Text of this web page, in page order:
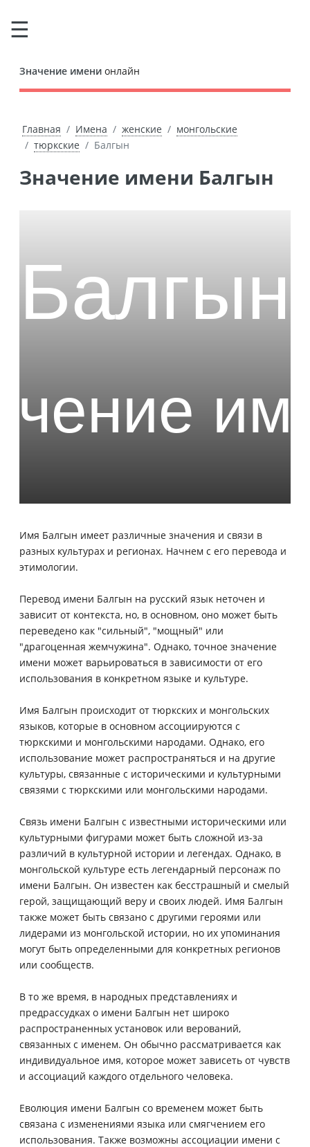
Значение имени онлайн
Главная Имена женские
монгольские
тюркские
Балгын
Значение имени Балгын
Имя Балгын имеет различные значения и связи в
разных культурах и регионах. Начнем с его перевода и
этимологии.
Перевод имени Балгын на русский язык неточен и
зависит от контекста, но, в основном, оно может быть
переведено как "сильный", "мощный" или
"драгоценная жемчужина". Однако, точное значение
имени может варьироваться в зависимости от его
использования в конкретном языке и культуре.
Имя Балгын происходит от тюркских и монгольских
языков, которые в основном ассоциируются с
тюркскими и монгольскими народами. Однако, его
использование может распространяться и на другие
культуры, связанные с историческими и культурными
связями с тюркскими или монгольскими народами.
Связь имени Балгын с известными историческими или
культурными фигурами может быть сложной из-за
различий в культурной истории и легендах. Однако, в
монгольской культуре есть легендарный персонаж по
имени Балгын. Он известен как бесстрашный и смелый
герой, защищающий веру и своих людей. Имя Балгын
также может быть связано с другими героями или
лидерами из монгольской истории, но их упоминания
могут быть определенными для конкретных регионов
или сообществ.
В то же время, в народных представлениях и
предрассудках о имени Балгын нет широко
распространенных установок или верований,
связанных с именем. Он обычно рассматривается как
индивидуальное имя, которое может зависеть от чувств
и ассоциаций каждого отдельного человека.
Еволюция имени Балгын со временем может быть
связана с изменениями языка или смягчением его
использования. Также возможны ассоциации имени с